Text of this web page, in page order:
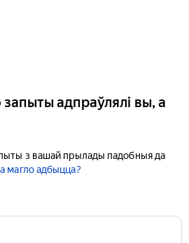
адпраўлялі вы, а
з вашай прылады падобныя да
магло адбыцца?